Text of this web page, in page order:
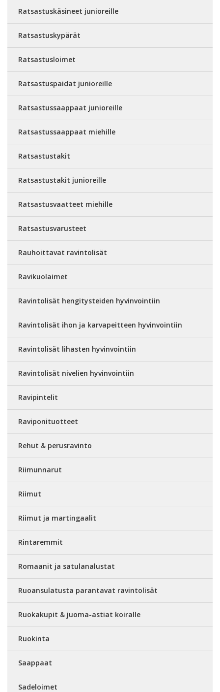
Ratsastuskäsineet junioreille
Ratsastuskypärät
Ratsastusloimet
Ratsastuspaidat junioreille
Ratsastussaappaat junioreille
Ratsastussaappaat miehille
Ratsastustakit
Ratsastustakit junioreille
Ratsastusvaatteet miehille
Ratsastusvarusteet
Rauhoittavat ravintolisät
Ravikuolaimet
Ravintolisät hengitysteiden hyvinvointiin
Ravintolisät ihon ja karvapeitteen hyvinvointiin
Ravintolisät lihasten hyvinvointiin
Ravintolisät nivelien hyvinvointiin
Ravipintelit
Raviponituotteet
Rehut & perusravinto
Riimunnarut
Riimut
Riimut ja martingaalit
Rintaremmit
Romaanit ja satulanalustat
Ruoansulatusta parantavat ravintolisät
Ruokakupit & juoma-astiat koiralle
Ruokinta
Saappaat
Sadeloimet